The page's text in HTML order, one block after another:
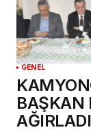
GENEL
BAŞKAN
AĞIRLADI